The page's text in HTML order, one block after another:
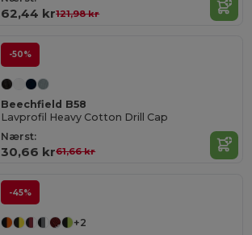
62,44 kr121,98 kr
-50%
Beechfield B58
Lavprofil Heavy Cotton Drill Cap
Nærst:
30,66 kr61,66 kr
-45%
+2